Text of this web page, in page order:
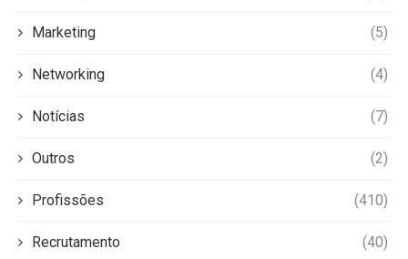
Marketing (5)
Networking (4)
Notícias (7)
Outros (2)
Profissões (410)
Recrutamento (40)